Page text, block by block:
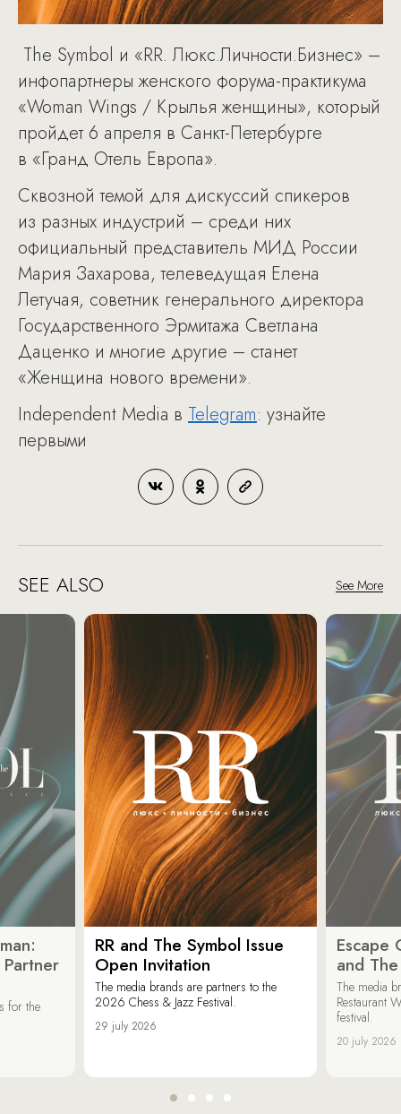
The Symbol и «RR. Люкс.Личности.Бизнес» –
инфопартнеры женского форума-практикума
«Woman Wings / Крылья женщины», который
пройдет 6 апреля в Санкт-Петербурге
в «Гранд Отель Европа».
Сквозной темой для дискуссий спикеров
из разных индустрий – среди них
официальный представитель МИД России
Мария Захарова, телеведущая Елена
Летучая, советник генерального директора
Государственного Эрмитажа Светлана
Даценко и многие другие – станет
«Женщина нового времени».
Independent Media в Telegram: узнайте
первыми
SEE ALSO See More
Partner
for the
RR and The Symbol Issue
Open Invitation
The media brands are partners to the
2026 Chess & Jazz Festival.
29 july 2026
Escape
and
The media
Restaurant
festival.
20 july 2026